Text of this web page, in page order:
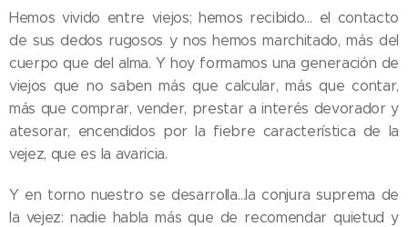
Hemos vivido entre viejos; hemos recibido… el contacto
de sus dedos rugosos y nos hemos marchitado, más del
cuerpo que del alma. Y hoy formamos una generación de
viejos que no saben más que calcular, más que contar,
más que comprar, vender, prestar a interés devorador y
atesorar, encendidos por la fiebre característica de la
vejez, que es la avaricia.
Y en torno nuestro se desarrolla…la conjura suprema de
la vejez: nadie habla más que de recomendar quietud y